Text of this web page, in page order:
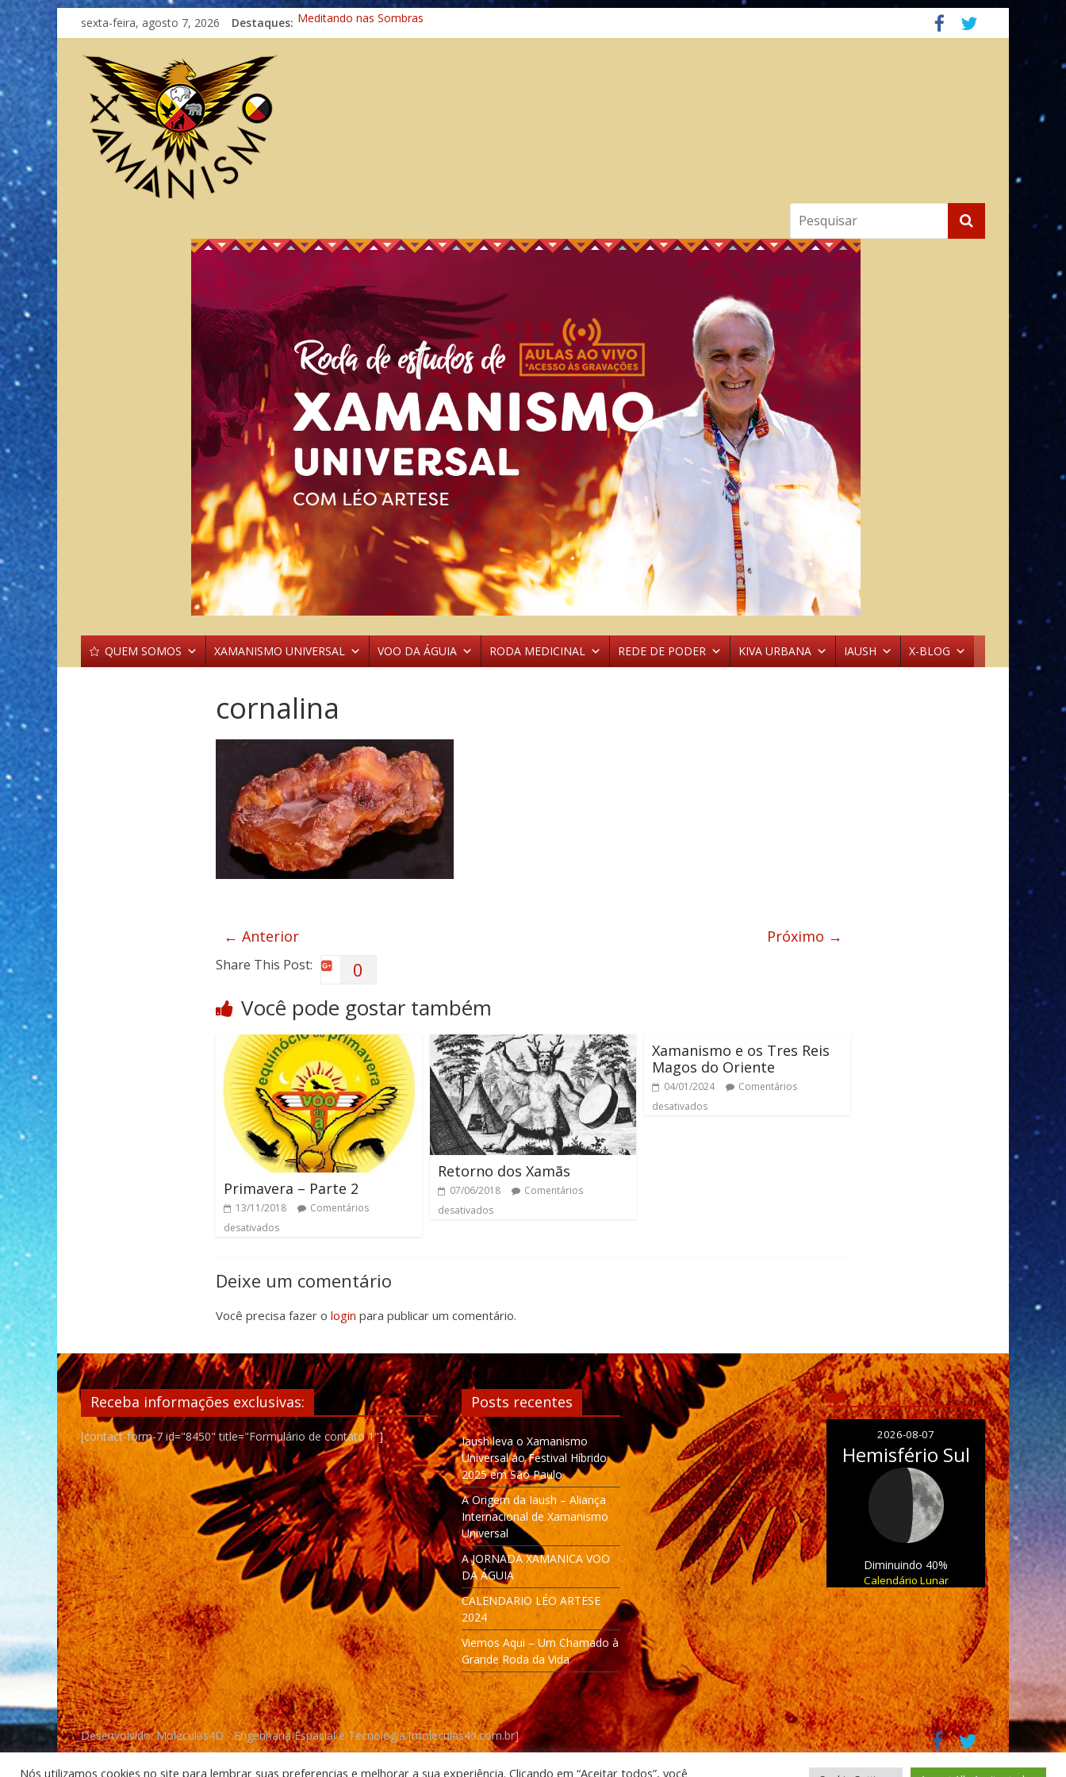
sexta-feira, agosto 7, 2026 Destaques: Meditando nas Sombras
Autosuficiência: A Jornada do Espírito Ancestral
QUEM SOMOS XAMANISMO UNIVERSAL VOO DA ÁGUIA RODA MEDICINAL REDE DE PODER KIVA URBANA IAUSH X-BLOG
cornalina
← Anterior Próximo →
Share This Post: 0
Você pode gostar também
Primavera – Parte 2
13/11/2018
Comentários
desativados
Retorno dos Xamãs
07/06/2018
Comentários
desativados
Xamanismo e os Tres Reis
Magos do Oriente
04/01/2024
Comentários
desativados
Deixe um comentário
Você precisa fazer o login para publicar um comentário.
Receba informações exclusivas:
[contact-form-7 id="8450" title="Formulário de contato 1"]
Posts recentes
Iaush leva o Xamanismo
Universal ao Festival Híbrido
2025 em São Paulo
A Origem da Iaush – Aliança
Internacional de Xamanismo
Universal
A JORNADA XAMANICA VOO
DA ÁGUIA
CALENDARIO LÉO ARTESE
2024
Viemos Aqui – Um Chamado à
Grande Roda da Vida
2026-08-07
Hemisfério Sul
Diminuindo 40%
Calendário Lunar
Desenvolvido: Moleculas4D - Engenharia Espacial e Tecnologia [moleculas4d.com.br]
Nós utilizamos cookies no site para lembrar suas preferencias e melhorar a sua experiência. Clicando em “Aceitar todos”, você